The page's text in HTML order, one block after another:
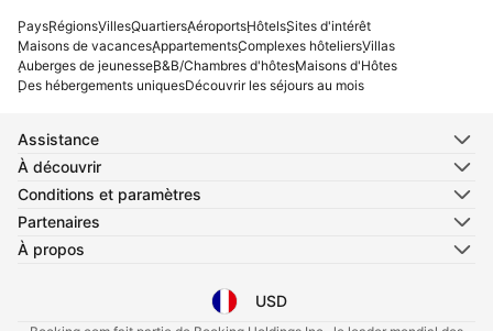
PaysRégionsVillesQuartiersAéroportsHôtelsSites d'intérêt
Maisons de vacancesAppartementsComplexes hôteliersVillas
Auberges de jeunesseB&B/Chambres d'hôtesMaisons d'Hôtes
Des hébergements uniquesDécouvrir les séjours au mois
Assistance
À découvrir
Conditions et paramètres
Partenaires
À propos
Sélectionnez votre langue
USD
Sélectionnez votre devise